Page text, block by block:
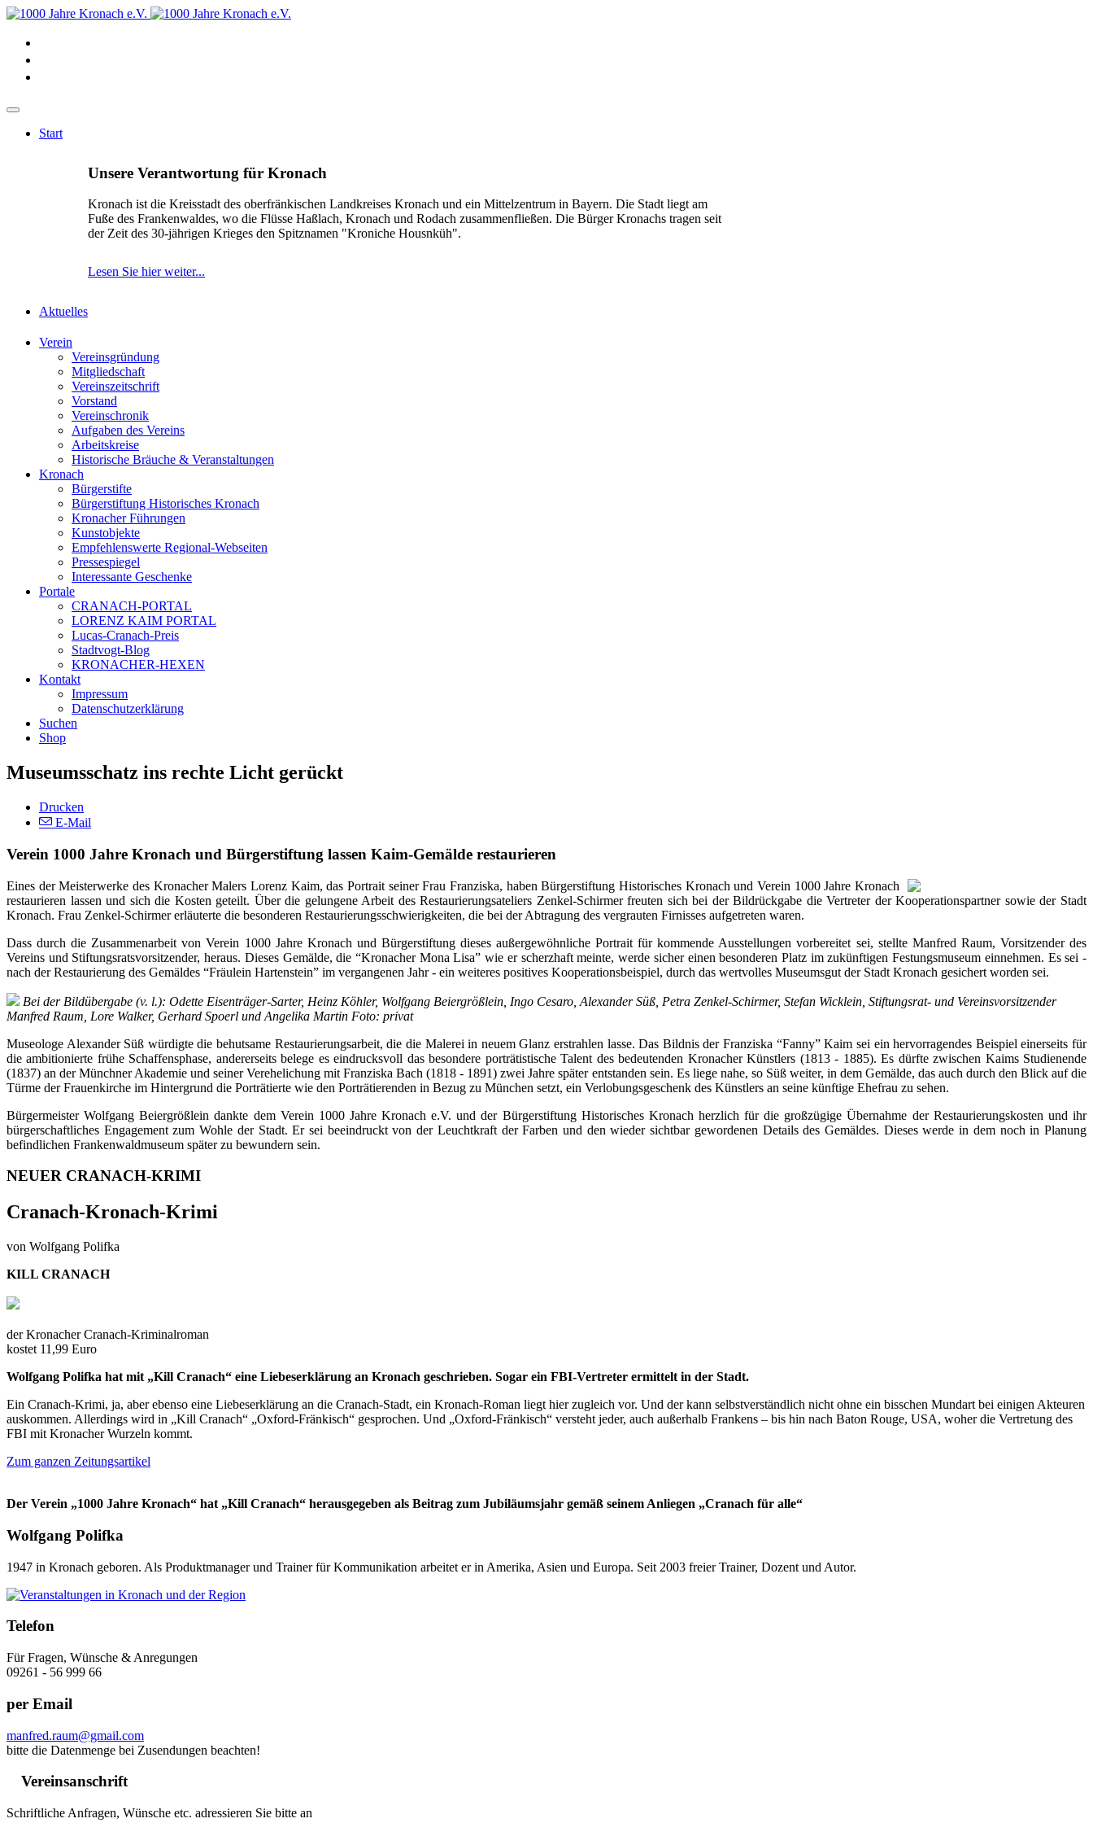
Start
Unsere Verantwortung für Kronach
Kronach ist die Kreisstadt des oberfränkischen Landkreises Kronach und ein Mittelzentrum in Bayern. Die Stadt liegt am
Fuße des Frankenwaldes, wo die Flüsse Haßlach, Kronach und Rodach zusammenfließen. Die Bürger Kronachs tragen seit
der Zeit des 30-jährigen Krieges den Spitznamen "Kroniche Housnküh".
Lesen Sie hier weiter...
Aktuelles
Verein
Vereinsgründung
Mitgliedschaft
Vereinszeitschrift
Vorstand
Vereinschronik
Aufgaben des Vereins
Arbeitskreise
Historische Bräuche & Veranstaltungen
Kronach
Bürgerstifte
Bürgerstiftung Historisches Kronach
Kronacher Führungen
Kunstobjekte
Empfehlenswerte Regional-Webseiten
Pressespiegel
Interessante Geschenke
Portale
CRANACH-PORTAL
LORENZ KAIM PORTAL
Lucas-Cranach-Preis
Stadtvogt-Blog
KRONACHER-HEXEN
Kontakt
Impressum
Datenschutzerklärung
Suchen
Shop
Museumsschatz ins rechte Licht gerückt
Drucken
E-Mail
Verein 1000 Jahre Kronach und Bürgerstiftung lassen Kaim-Gemälde restaurieren
Eines der Meisterwerke des Kronacher Malers Lorenz Kaim, das Portrait seiner Frau Franziska, haben Bürgerstiftung Historisches Kronach und Verein 1000 Jahre Kronach
restaurieren lassen und sich die Kosten geteilt. Über die gelungene Arbeit des Restaurierungsateliers Zenkel-Schirmer freuten sich bei der Bildrückgabe die Vertreter der Kooperationspartner sowie der Stadt
Kronach. Frau Zenkel-Schirmer erläuterte die besonderen Restaurierungsschwierigkeiten, die bei der Abtragung des vergrauten Firnisses aufgetreten waren.
Dass durch die Zusammenarbeit von Verein 1000 Jahre Kronach und Bürgerstiftung dieses außergewöhnliche Portrait für kommende Ausstellungen vorbereitet sei, stellte Manfred Raum, Vorsitzender des
Vereins und Stiftungsratsvorsitzender, heraus. Dieses Gemälde, die “Kronacher Mona Lisa” wie er scherzhaft meinte, werde sicher einen besonderen Platz im zukünftigen Festungsmuseum einnehmen. Es sei -
nach der Restaurierung des Gemäldes “Fräulein Hartenstein” im vergangenen Jahr - ein weiteres positives Kooperationsbeispiel, durch das wertvolles Museumsgut der Stadt Kronach gesichert worden sei.
Bei der Bildübergabe (v. l.): Odette Eisenträger-Sarter, Heinz Köhler, Wolfgang Beiergrößlein, Ingo Cesaro, Alexander Süß, Petra Zenkel-Schirmer, Stefan Wicklein, Stiftungsrat- und Vereinsvorsitzender
Manfred Raum, Lore Walker, Gerhard Spoerl und Angelika Martin Foto: privat
Museologe Alexander Süß würdigte die behutsame Restaurierungsarbeit, die die Malerei in neuem Glanz erstrahlen lasse. Das Bildnis der Franziska “Fanny” Kaim sei ein hervorragendes Beispiel einerseits für
die ambitionierte frühe Schaffensphase, andererseits belege es eindrucksvoll das besondere porträtistische Talent des bedeutenden Kronacher Künstlers (1813 - 1885). Es dürfte zwischen Kaims Studienende
(1837) an der Münchner Akademie und seiner Verehelichung mit Franziska Bach (1818 - 1891) zwei Jahre später entstanden sein. Es liege nahe, so Süß weiter, in dem Gemälde, das auch durch den Blick auf die
Türme der Frauenkirche im Hintergrund die Porträtierte wie den Porträtierenden in Bezug zu München setzt, ein Verlobungsgeschenk des Künstlers an seine künftige Ehefrau zu sehen.
Bürgermeister Wolfgang Beiergrößlein dankte dem Verein 1000 Jahre Kronach e.V. und der Bürgerstiftung Historisches Kronach herzlich für die großzügige Übernahme der Restaurierungskosten und ihr
bürgerschaftliches Engagement zum Wohle der Stadt. Er sei beeindruckt von der Leuchtkraft der Farben und den wieder sichtbar gewordenen Details des Gemäldes. Dieses werde in dem noch in Planung
befindlichen Frankenwaldmuseum später zu bewundern sein.
NEUER CRANACH-KRIMI
Cranach-Kronach-Krimi
von Wolfgang Polifka
KILL CRANACH
der Kronacher Cranach-Kriminalroman
kostet 11,99 Euro
Wolfgang Polifka hat mit „Kill Cranach“ eine Liebeserklärung an Kronach geschrieben. Sogar ein FBI-Vertreter ermittelt in der Stadt.
Ein Cranach-Krimi, ja, aber ebenso eine Liebeserklärung an die Cranach-Stadt, ein Kronach-Roman liegt hier zugleich vor. Und der kann selbstverständlich nicht ohne ein bisschen Mundart bei einigen Akteuren
auskommen. Allerdings wird in „Kill Cranach“ „Oxford-Fränkisch“ gesprochen. Und „Oxford-Fränkisch“ versteht jeder, auch außerhalb Frankens – bis hin nach Baton Rouge, USA, woher die Vertretung des
FBI mit Kronacher Wurzeln kommt.
Zum ganzen Zeitungsartikel
Der Verein „1000 Jahre Kronach“ hat „Kill Cranach“ herausgegeben als Beitrag zum Jubiläumsjahr gemäß seinem Anliegen „Cranach für alle“
Wolfgang Polifka
1947 in Kronach geboren. Als Produktmanager und Trainer für Kommunikation arbeitet er in Amerika, Asien und Europa. Seit 2003 freier Trainer, Dozent und Autor.
Telefon
Für Fragen, Wünsche & Anregungen
09261 - 56 999 66
per Email
manfred.raum@gmail.com
bitte die Datenmenge bei Zusendungen beachten!
Vereinsanschrift
Schriftliche Anfragen, Wünsche etc. adressieren Sie bitte an